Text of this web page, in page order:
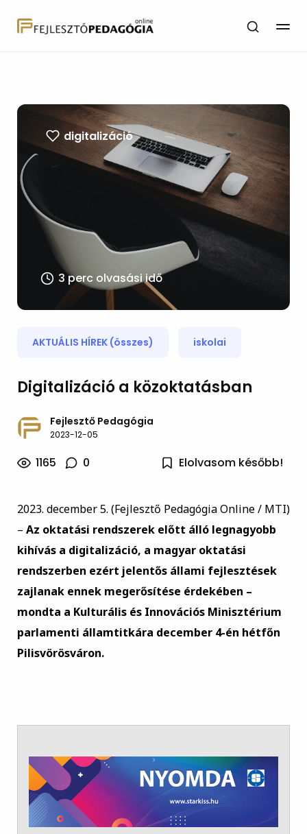
digitalizáció
3 perc olvasási idő
AKTUÁLIS HÍREK (összes) iskolai
Digitalizáció a közoktatásban
Fejlesztő Pedagógia
2023-12-05
1165 0 Elolvasom később!
2023. december 5. (Fejlesztő Pedagógia Online / MTI)
– Az oktatási rendszerek előtt álló legnagyobb
kihívás a digitalizáció, a magyar oktatási
rendszerben ezért jelentős állami fejlesztések
zajlanak ennek megerősítése érdekében –
mondta a Kulturális és Innovációs Minisztérium
parlamenti államtitkára december 4-én hétfőn
Pilisvörösváron.